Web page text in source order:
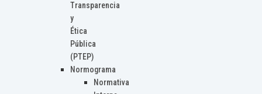
Transparencia
y
Ética
Pública
(PTEP)
Normograma
Normativa